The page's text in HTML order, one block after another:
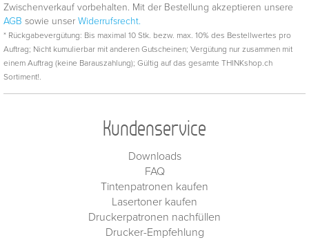
Zwischenverkauf vorbehalten. Mit der Bestellung akzeptieren unsere
AGB sowie unser Widerrufsrecht.
* Rückgabevergütung: Bis maximal 10 Stk. bezw. max. 10% des Bestellwertes pro
Auftrag; Nicht kumulierbar mit anderen Gutscheinen; Vergütung nur zusammen mit
einem Auftrag (keine Barauszahlung); Gültig auf das gesamte THINKshop.ch
Sortiment!.
Kundenservice
Downloads
FAQ
Tintenpatronen kaufen
Lasertoner kaufen
Druckerpatronen nachfüllen
Drucker-Empfehlung